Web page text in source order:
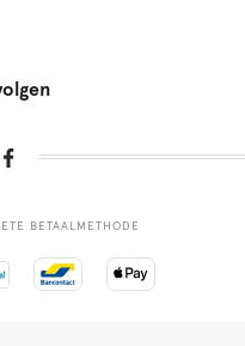
BETAALMETHODE